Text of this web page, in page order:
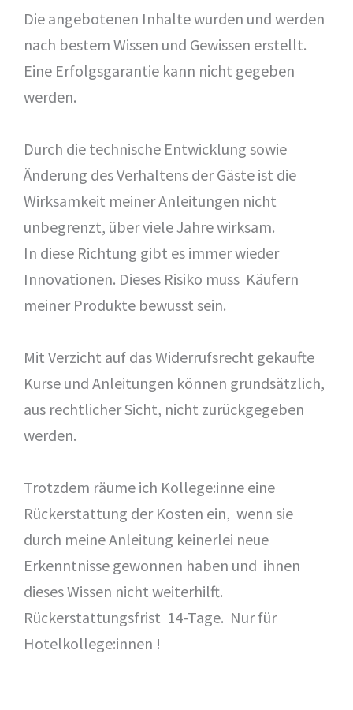
Die angebotenen Inhalte wurden und werden
nach bestem Wissen und Gewissen erstellt.
Eine Erfolgsgarantie kann nicht gegeben
werden.
Durch die technische Entwicklung sowie
Änderung des Verhaltens der Gäste ist die
Wirksamkeit meiner Anleitungen nicht
unbegrenzt, über viele Jahre wirksam.
In diese Richtung gibt es immer wieder
Innovationen. Dieses Risiko muss Käufern
meiner Produkte bewusst sein.
Mit Verzicht auf das Widerrufsrecht gekaufte
Kurse und Anleitungen können grundsätzlich,
aus rechtlicher Sicht, nicht zurückgegeben
werden.
Trotzdem räume ich Kollege:inne eine
Rückerstattung der Kosten ein, wenn sie
durch meine Anleitung keinerlei neue
Erkenntnisse gewonnen haben und ihnen
dieses Wissen nicht weiterhilft.
Rückerstattungsfrist 14-Tage. Nur für
Hotelkollege:innen !